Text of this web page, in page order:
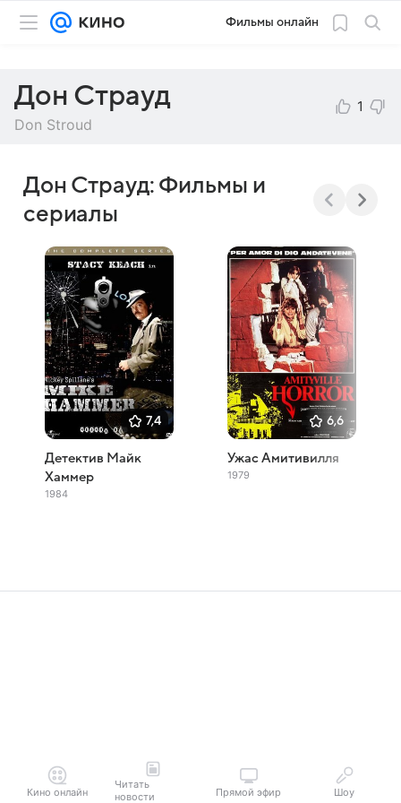
Фильмы онлайн
Дон Страуд
Don Stroud
1
Дон Страуд: Фильмы и
сериалы
7,4
Детектив Майк
Хаммер
1984
6,6
Ужас Амитивилля
1979
Кино онлайн
Читать
новости
Прямой эфир Шоу